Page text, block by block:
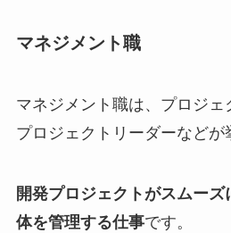
マネジメント職
マネジメント職は、プロジェ
プロジェクトリーダーなどが
開発プロジェクトがスムー
体を管理する仕事です。